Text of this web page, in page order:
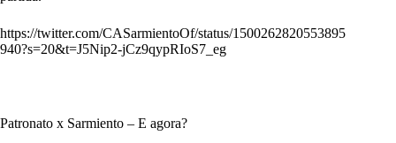
https://twitter.com/CASarmientoOf/status/1500262820553895
940?s=20&t=J5Nip2-jCz9qypRIoS7_eg
Patronato x Sarmiento – E agora?